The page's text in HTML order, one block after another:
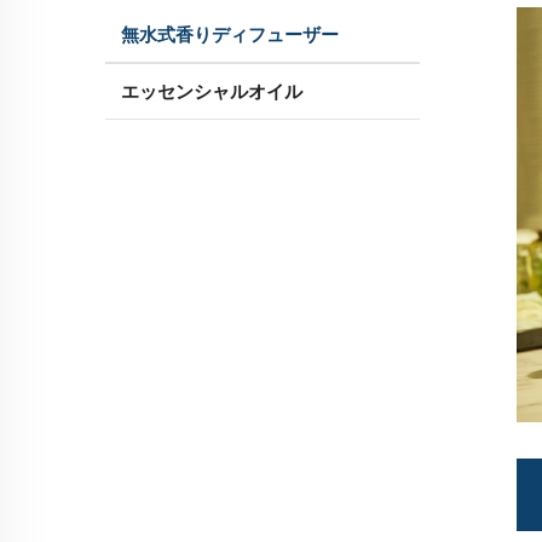
無水式香りディフューザー
エッセンシャルオイル